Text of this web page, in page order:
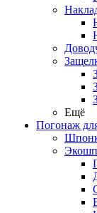
Ещё
Погонаж